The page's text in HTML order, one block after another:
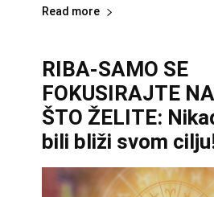
Read more
RIBA-SAMO SE
FOKUSIRAJTE
ŠTO ŽELITE:
bili bliži svom